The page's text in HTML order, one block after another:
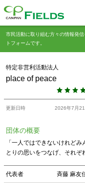
市民活動に取り組む方々の情報発
トフォームです。
特定非営利活動法人
place of peace
更新日時 2026年7月
団体の概要
「一人ではできないけれど
とりの思いをつなげ、それぞ
代表者 斉藤 麻友